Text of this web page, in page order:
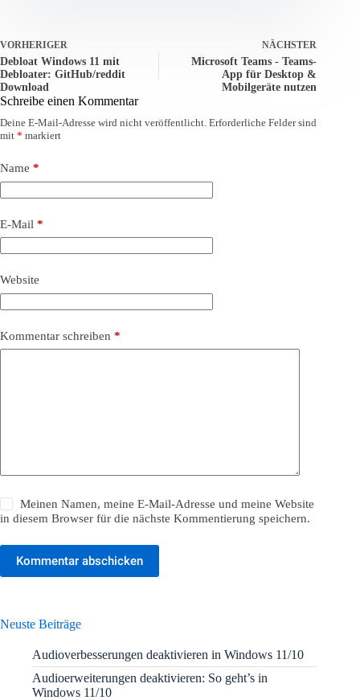
VORHERIGER
Debloat Windows 11 mit
Debloater: GitHub/reddit
Download
NÄCHSTER
Microsoft Teams - Teams-
App für Desktop &
Mobilgeräte nutzen
Schreibe einen Kommentar
Deine E-Mail-Adresse wird nicht veröffentlicht. Erforderliche Felder sind
mit * markiert
Name *
E-Mail *
Website
Kommentar schreiben *
Meinen Namen, meine E-Mail-Adresse und meine Website
in diesem Browser für die nächste Kommentierung speichern.
Kommentar abschicken
Neuste Beiträge
Audioverbesserungen deaktivieren in Windows 11/10
Audioerweiterungen deaktivieren: So geht’s in
Windows 11/10